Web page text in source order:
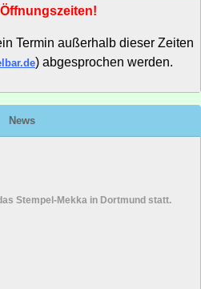
Termin außerhalb dieser Zeiten
) abgesprochen werden.
News
Stempel-Mekka in Dortmund statt.